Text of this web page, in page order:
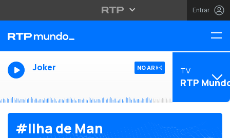
Entrar
Joker NO AR TV
RTP
#Ilha de Man